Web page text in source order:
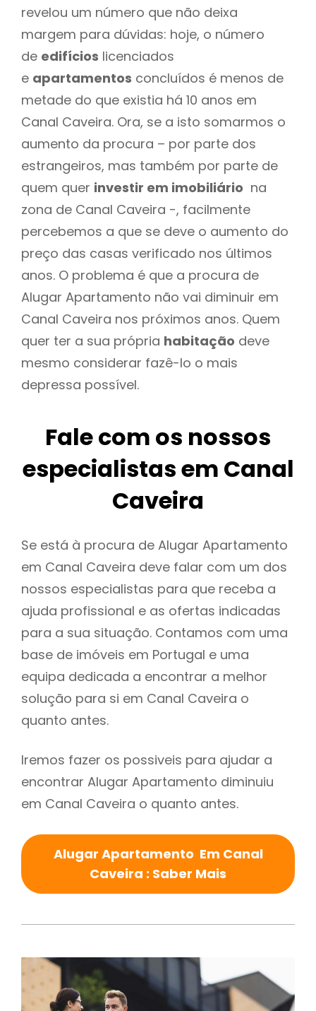
revelou um número que não deixa
margem para dúvidas: hoje, o número
de edifícios licenciados
e apartamentos concluídos é menos de
metade do que existia há 10 anos em
Canal Caveira. Ora, se a isto somarmos o
aumento da procura – por parte dos
estrangeiros, mas também por parte de
quem quer investir em imobiliário na
zona de Canal Caveira -, facilmente
percebemos a que se deve o aumento do
preço das casas verificado nos últimos
anos. O problema é que a procura de
Alugar Apartamento não vai diminuir em
Canal Caveira nos próximos anos. Quem
quer ter a sua própria habitação deve
mesmo considerar fazê-lo o mais
depressa possível.
Fale com os nossos
especialistas em Canal
Caveira
Se está à procura de Alugar Apartamento
em Canal Caveira deve falar com um dos
nossos especialistas para que receba a
ajuda profissional e as ofertas indicadas
para a sua situação. Contamos com uma
base de imóveis em Portugal e uma
equipa dedicada a encontrar a melhor
solução para si em Canal Caveira o
quanto antes.
Iremos fazer os possiveis para ajudar a
encontrar Alugar Apartamento diminuiu
em Canal Caveira o quanto antes.
Alugar Apartamento Em Canal
Caveira : Saber Mais